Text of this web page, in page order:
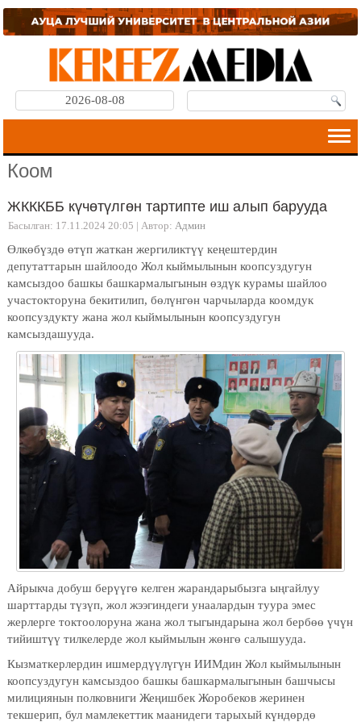
2026-08-08
Коом
ЖКККББ күчөтүлгөн тартипте иш алып барууда
Басылган: 17.11.2024 20:05 | Автор: Админ
Өлкөбүздө өтүп жаткан жергиликтүү кеңештердин
депутаттарын шайлоодо Жол кыймылынын коопсуздугун
камсыздоо башкы башкармалыгынын өздүк курамы шайлоо
участокторуна бекитилип, бөлүнгөн чарчыларда коомдук
коопсуздукту жана жол кыймылынын коопсуздугун
камсыздашууда.
Айрыкча добуш берүүгө келген жарандарыбызга ыңгайлуу
шарттарды түзүп, жол жээгиндеги унаалардын туура эмес
жерлерге токтоолоруна жана жол тыгындарына жол бербөө үчүн
тийиштүү тилкелерде жол кыймылын жөнгө салышууда.
Кызматкерлердин ишмердүүлүгүн ИИМдин Жол кыймылынын
коопсуздугун камсыздоо башкы башкармалыгынын башчысы
милициянын полковниги Жеңишбек Жоробеков жеринен
текшерип, бул мамлекеттик маанидеги тарыхый күндөрдө